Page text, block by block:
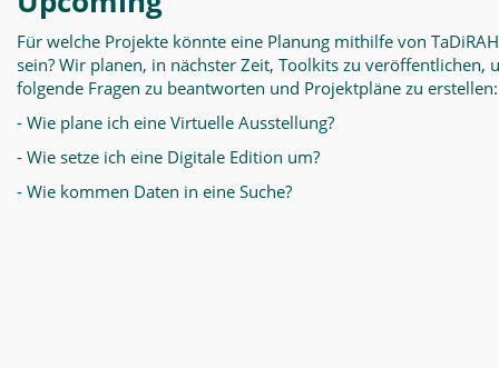
Für welche Projekte könnte eine Planung mithilfe von
sein? Wir planen, in nächster Zeit, Toolkits zu veröffentlichen,
folgende Fragen zu beantworten und Projektpläne zu erstellen:
- Wie plane ich eine Virtuelle Ausstellung?
- Wie setze ich eine Digitale Edition um?
- Wie kommen Daten in eine Suche?